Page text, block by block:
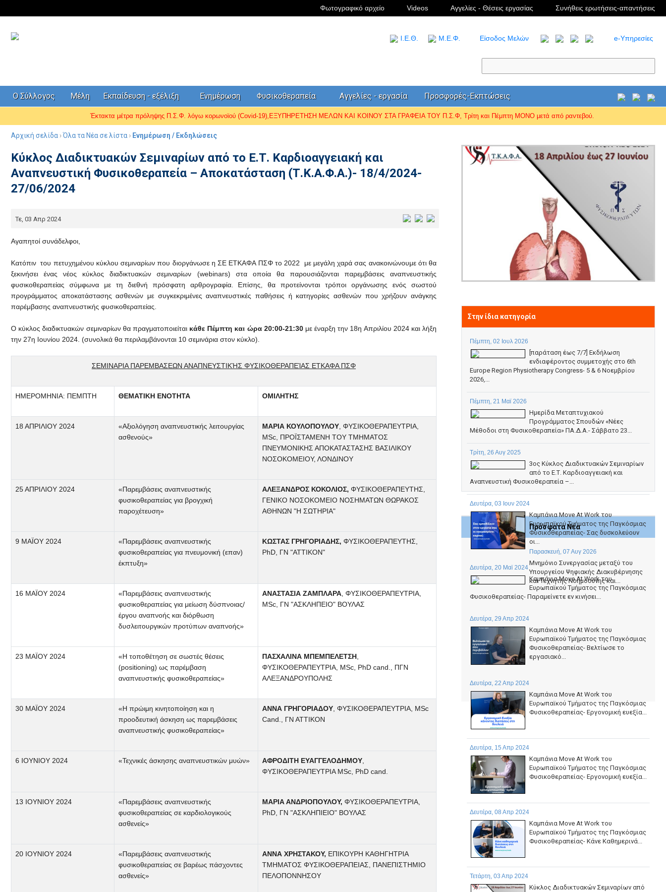
Φωτογραφικό αρχείο Videos Αγγελίες - Θέσεις εργασίας Συνήθεις ερωτήσεις-απαντήσεις
I.Ε.Θ. Μ.Ε.Φ. Είσοδος Μελών e-Υπηρεσίες
Ο Σύλλογος Μέλη Εκπαίδευση - εξέλιξη Ενημέρωση Φυσικοθεραπεία Αγγελίες - εργασία Προσφορές-Εκπτώσεις
Έκτακτα μέτρα πρόληψης Π.Σ.Φ. λόγω κορωνοϊού (Covid-19),ΕΞΥΠΗΡΕΤΗΣΗ ΜΕΛΩΝ ΚΑΙ ΚΟΙΝΟΥ ΣΤΑ ΓΡΑΦΕΙΑ ΤΟΥ Π.Σ.Φ, Τρίτη και Πέμπτη ΜΟΝΟ μετά από ραντεβού.
Αρχική σελίδα ›Όλα τα Νέα σε λίστα › Ενημέρωση / Εκδηλώσεις
Κύκλος Διαδικτυακών Σεμιναρίων από το Ε.Τ. Καρδιοαγγειακή και
Αναπνευστική Φυσικοθεραπεία – Αποκατάσταση (Τ.Κ.Α.Φ.Α.)- 18/4/2024-
27/06/2024
Τε, 03 Απρ 2024
Αγαπητοί συνάδελφοι,
Κατόπιν του πετυχημένου κύκλου σεμιναρίων που διοργάνωσε η ΣΕ ΕΤΚΑΦΑ ΠΣΦ το 2022 με μεγάλη χαρά σας ανακοινώνουμε ότι θα
ξεκινήσει ένας νέος κύκλος διαδικτυακών σεμιναρίων (webinars) στα οποία θα παρουσιάζονται παρεμβάσεις αναπνευστικής
φυσικοθεραπείας σύμφωνα με τη διεθνή πρόσφατη αρθρογραφία. Επίσης, θα προτείνονται τρόποι οργάνωσης ενός σωστού
προγράμματος αποκατάστασης ασθενών με συγκεκριμένες αναπνευστικές παθήσεις ή κατηγορίες ασθενών που χρήζουν ανάγκης
παρέμβασης αναπνευστικής φυσικοθεραπείας.
Ο κύκλος διαδικτυακών σεμιναρίων θα πραγματοποιείται κάθε Πέμπτη και ώρα 20:00-21:30 με έναρξη την 18η Απριλίου 2024 και λήξη
την 27η Ιουνίου 2024. (συνολικά θα περιλαμβάνονται 10 σεμινάρια στον κύκλο).
ΣΕΜΙΝΑΡΙΑ ΠΑΡΕΜΒΑΣΕΩΝ ΑΝΑΠΝΕΥΣΤΙΚΉΣ ΦΥΣΙΚΟΘΕΡΑΠΕΊΑΣ ΕΤΚΑΦΑ ΠΣΦ
ΗΜΕΡΟΜΗΝΙΑ: ΠΕΜΠΤΗ ΘΕΜΑΤΙΚΗ ΕΝΟΤΗΤΑ ΟΜΙΛΗΤΗΣ
18 ΑΠΡΙΛΙΟΥ 2024
«Αξιολόγηση αναπνευστικής λειτουργίας
ασθενούς»
ΜΑΡΙΑ ΚΟΥΛΟΠΟΥΛΟΥ , ΦΥΣΙΚΟΘΕΡΑΠΕΥΤΡΙΑ,
MSc, ΠΡΟΪΣΤΑΜΕΝΗ ΤΟΥ ΤΜΗΜΑΤΟΣ
ΠΝΕΥΜΟΝΙΚΗΣ ΑΠΟΚΑΤΑΣΤΑΣΗΣ ΒΑΣΙΛΙΚΟΥ
ΝΟΣΟΚΟΜΕΙΟΥ, ΛΟΝΔΙΝΟΥ
25 ΑΠΡΙΛΙΟΥ 2024
«Παρεμβάσεις αναπνευστικής
φυσικοθεραπείας για βρογχική
παροχέτευση»
ΑΛΕΞΑΝΔΡΟΣ ΚΟΚΟΛΙΟΣ, ΦΥΣΙΚΟΘΕΡΑΠΕΥΤΗΣ,
ΓΕΝΙΚΟ ΝΟΣΟΚΟΜΕΙΟ ΝΟΣΗΜΑΤΩΝ ΘΩΡΑΚΟΣ
ΑΘΗΝΩΝ "Η ΣΩΤΗΡΙΑ"
9 ΜΑΪΟΥ 2024
«Παρεμβάσεις αναπνευστικής
φυσικοθεραπείας για πνευμονική (επαν)
έκπτυξη»
ΚΩΣΤΑΣ ΓΡΗΓΟΡΙΑΔΗΣ, ΦΥΣΙΚΟΘΕΡΑΠΕΥΤΗΣ,
PhD, ΓΝ "ΑΤΤΙΚΟΝ"
16 ΜΑΪΟΥ 2024
«Παρεμβάσεις αναπνευστικής
φυσικοθεραπείας για μείωση δύσπνοιας/
έργου αναπνοής και διόρθωση
δυσλειτουργικών προτύπων αναπνοής»
ΑΝΑΣΤΑΣΙΑ ΖΑΜΠΛΑΡΑ , ΦΥΣΙΚΟΘΕΡΑΠΕΥΤΡΙΑ,
MSc, ΓΝ "ΑΣΚΛΗΠΕΙΟ" ΒΟΥΛΑΣ
23 ΜΑΪΟΥ 2024
«Η τοποθέτηση σε σωστές θέσεις
(positioning) ως παρέμβαση
αναπνευστικής φυσικοθεραπείας»
ΠΑΣΧΑΛΙΝΑ ΜΠΕΜΠΕΛΕΤΣΗ
ΦΥΣΙΚΟΘΕΡΑΠΕΥΤΡΙΑ, MSc, PhD cand., ΠΓΝ
ΑΛΕΞΑΝΔΡΟΥΠΟΛΗΣ
30 ΜΑΪΟΥ 2024
«Η πρώιμη κινητοποίηση και η
προοδευτική άσκηση ως παρεμβάσεις
αναπνευστικής φυσικοθεραπείας»
ΑΝΝΑ ΓΡΗΓΟΡΙΑΔΟΥ , ΦΥΣΙΚΟΘΕΡΑΠΕΥΤΡΙΑ, MSc
Cand., ΓΝ ΑΤΤΙΚΟΝ
6 ΙΟΥΝΙΟΥ 2024 «Τεχνικές άσκησης αναπνευστικών μυών» ΑΦΡΟΔΙΤΗ ΕΥΑΓΓΕΛΟΔΗΜΟΥ
ΦΥΣΙΚΟΘΕΡΑΠΕΥΤΡΙΑ MSc, PhD cand.
13 ΙΟΥΝΙΟΥ 2024
«Παρεμβάσεις αναπνευστικής
φυσικοθεραπείας σε καρδιολογικούς
ασθενείς»
ΜΑΡΙΑ ΑΝΔΡΙΟΠΟΥΛΟΥ, ΦΥΣΙΚΟΘΕΡΑΠΕΥΤΡΙΑ,
PhD, ΓΝ "ΑΣΚΛΗΠΙΕΙΟ" ΒΟΥΛΑΣ
20 ΙΟΥΝΙΟΥ 2024
«Παρεμβάσεις αναπνευστικής
φυσικοθεραπείας σε βαρέως πάσχοντες
ασθενείς»
ΑΝΝΑ ΧΡΗΣΤΑΚΟΥ, ΕΠΙΚΟΥΡΗ ΚΑΘΗΓΗΤΡΙΑ
ΤΜΗΜΑΤΟΣ ΦΥΣΙΚΟΘΕΡΑΠΕΙΑΣ, ΠΑΝΕΠΙΣΤΗΜΙΟ
ΠΕΛΟΠΟΝΝΗΣΟΥ
Στην ίδια κατηγορία
Πέμπτη, 02 Ιουλ 2026
[παράταση έως 7/7] Εκδήλωση
ενδιαφέροντος συμμετοχής στο 6th
Europe Region Physiotherapy Congress- 5 & 6 Νοεμβρίου
2026,...
Πέμπτη, 21 Μαϊ 2026
Ημερίδα Μεταπτυχιακού
Προγράμματος Σπουδών «Νέες
Μέθοδοι στη Φυσικοθεραπεία» ΠΑ.Δ.Α.- Σάββατο 23...
Τρίτη, 26 Αυγ 2025
3ος Κύκλος Διαδικτυακών Σεμιναρίων
από το Ε.Τ. Καρδιοαγγειακή και
Αναπνευστική Φυσικοθεραπεία –...
Δευτέρα, 03 Ιουν 2024
Καμπάνια Move At Work του
Ευρωπαϊκού Τμήματος της Παγκόσμιας
Φυσικοθεραπείας- Σας δυσκολεύουν
οι...
Δευτέρα, 20 Μαϊ 2024
Καμπάνια Move At Work του
Ευρωπαϊκού Τμήματος της Παγκόσμιας
Φυσικοθεραπείας- Παραμείνετε εν κινήσει...
Δευτέρα, 29 Απρ 2024
Καμπάνια Move At Work του
Ευρωπαϊκού Τμήματος της Παγκόσμιας
Φυσικοθεραπείας- Βελτίωσε το
εργασιακό...
Δευτέρα, 22 Απρ 2024
Καμπάνια Move At Work του
Ευρωπαϊκού Τμήματος της Παγκόσμιας
Φυσικοθεραπείας- Εργονομική ευεξία...
Δευτέρα, 15 Απρ 2024
Καμπάνια Move At Work του
Ευρωπαϊκού Τμήματος της Παγκόσμιας
Φυσικοθεραπείας- Εργονομική ευεξία...
Δευτέρα, 08 Απρ 2024
Καμπάνια Move At Work του
Ευρωπαϊκού Τμήματος της Παγκόσμιας
Φυσικοθεραπείας- Κάνε Καθημερινά...
Τετάρτη, 03 Απρ 2024
Κύκλος Διαδικτυακών Σεμιναρίων από
Πρόσφατα Νέα
Παρασκευή, 07 Αυγ 2026
Μνημόνιο Συνεργασίας μεταξύ του
Υπουργείου Ψηφιακής Διακυβέρνησης
και Τεχνητής Νοημοσύνης και...